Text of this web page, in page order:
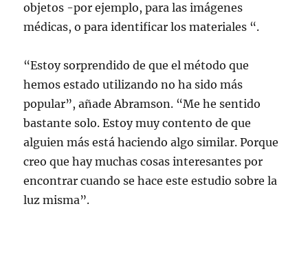
objetos -por ejemplo, para las imágenes
médicas, o para identificar los materiales “.
“Estoy sorprendido de que el método que
hemos estado utilizando no ha sido más
popular”, añade Abramson. “Me he sentido
bastante solo. Estoy muy contento de que
alguien más está haciendo algo similar. Porque
creo que hay muchas cosas interesantes por
encontrar cuando se hace este estudio sobre la
luz misma”.